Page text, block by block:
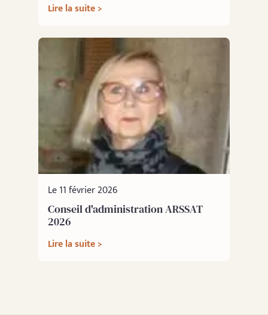
Lire la suite >
Le 11 février 2026
Conseil d'administration ARSSAT
2026
Lire la suite >